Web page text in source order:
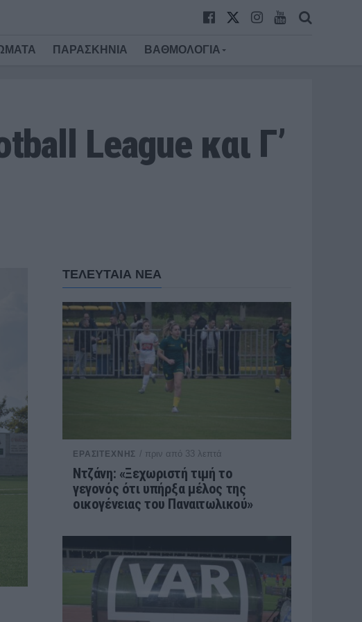
ΠΑΡΑΣΚΗΝΙΑ ΒΑΘΜΟΛΟΓΙΑ
League και Γ’
ΤΕΛΕΥΤΑΙΑ ΝΕΑ
ΕΡΑΣΙΤΕΧΝΗΣ / πριν από 33 λεπτά
Ντζάνη: «Ξεχωριστή τιμή το
γεγονός ότι υπήρξα μέλος της
οικογένειας του Παναιτωλικού»